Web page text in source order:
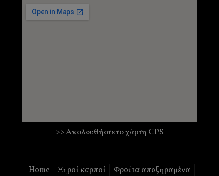
>> Ακολουθήστε το χάρτη GPS
Home Ξηροί καρποί
Φρούτα αποξηραμένα